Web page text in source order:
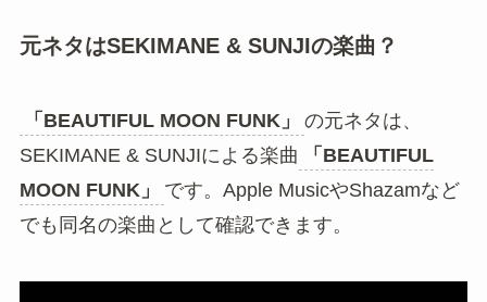
元ネタはSEKIMANE & SUNJIの楽曲？
「BEAUTIFUL MOON FUNK」
の元ネタは、
SEKIMANE & SUNJIによる楽曲
「BEAUTIFUL
MOON FUNK」
です。Apple MusicやShazamなど
でも同名の楽曲として確認できます。